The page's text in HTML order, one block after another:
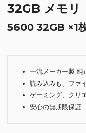
32GB メモリ
5600 32GB ×1
一流メーカー製 純
読み込みも、ファ
ゲーミング、クリ
安心の無期限保証